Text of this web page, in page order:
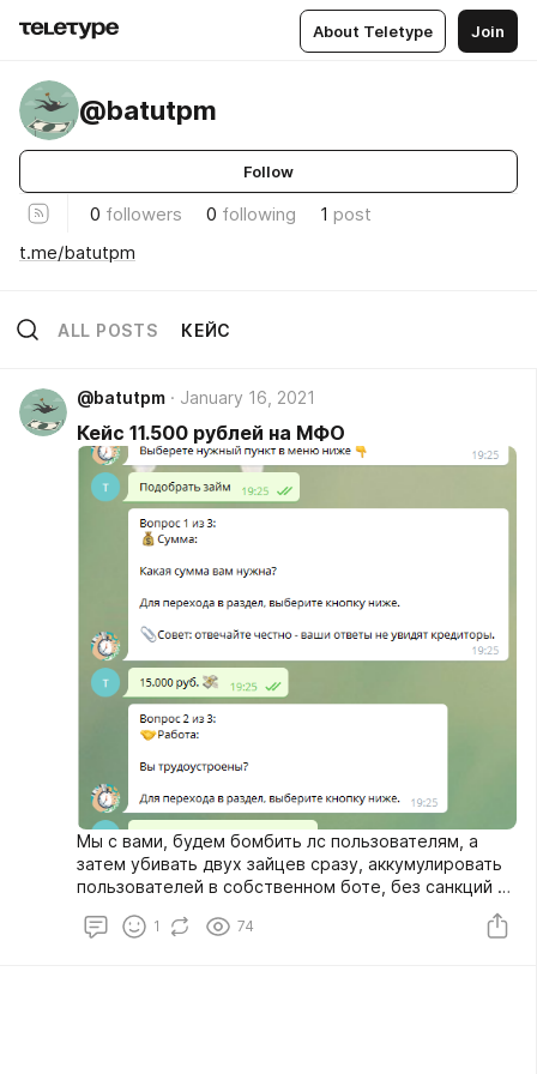
About Teletype Join
@batutpm
Follow
0 followers 0 following 1 post
t.me/batutpm
ALL POSTS КЕЙС
@batutpm January 16, 2021
Кейс 11.500 рублей на МФО
Мы с вами, будем бомбить лс пользователям, а
затем убивать двух зайцев сразу, аккумулировать
пользователей в собственном боте, без санкций и
1 74